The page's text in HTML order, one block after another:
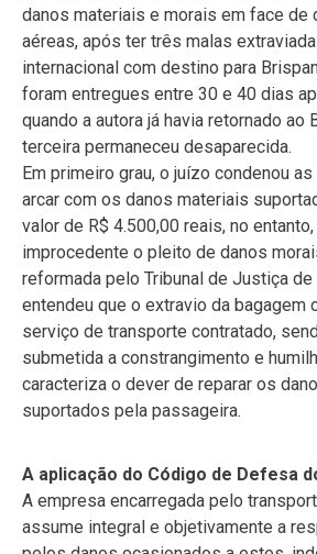
danos materiais e morais em face de
aéreas, após ter três malas
internacional com destino para
foram entregues entre 30 e 40 dias
quando a autora já havia retornado ao
terceira permaneceu desaparecida.
Em primeiro grau, o juízo condenou
arcar com os danos materiais
valor de R$ 4.500,00 reais, no
improcedente o pleito de danos
reformada pelo Tribunal de Justiça de
entendeu que o extravio da bagagem
serviço de transporte contratado,
submetida a constrangimento e
caracteriza o dever de reparar os
suportados pela passageira.
A aplicação do Código de Defesa
A empresa encarregada pelo
assume integral e objetivamente a